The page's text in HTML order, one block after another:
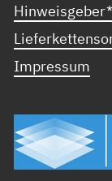
Impressum